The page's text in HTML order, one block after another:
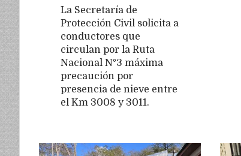
La Secretaría de
Protección Civil solicita a
conductores que
circulan por la Ruta
Nacional N°3 máxima
precaución por
presencia de nieve entre
el Km 3008 y 3011.